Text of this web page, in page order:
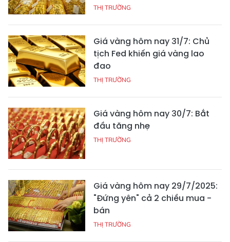
THỊ TRƯỜNG
Giá vàng hôm nay 31/7: Chủ
tịch Fed khiến giá vàng lao
đao
THỊ TRƯỜNG
Giá vàng hôm nay 30/7: Bắt
đầu tăng nhẹ
THỊ TRƯỜNG
Giá vàng hôm nay 29/7/2025:
"Đứng yên" cả 2 chiều mua -
bán
THỊ TRƯỜNG